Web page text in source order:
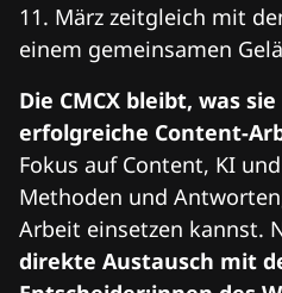
11. März zeitgleich mit
einem gemeinsamen
Die CMCX bleibt, was
erfolgreiche Content-
Fokus auf Content, KI
Methoden und
Arbeit einsetzen kannst.
direkte Austausch mit